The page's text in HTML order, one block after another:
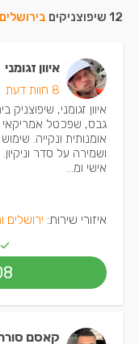
12 שיפוצניקים בירושלים
איוון זגומני
8 חוות דעת
איוון זגומני,
גבס, שפכטל אמריקאי
אומנותית ונקייה.
ושמירה על סדר
אישי ומ...
איזורי שירות: ירושלים
קאסם